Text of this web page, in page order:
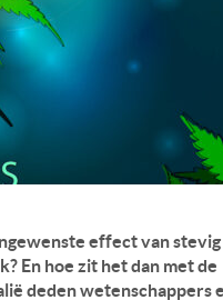
effect van stevig
En hoe zit het dan met de
deden wetenschappers